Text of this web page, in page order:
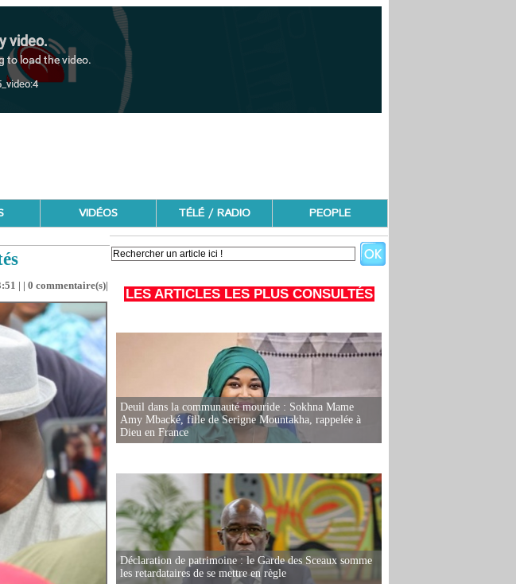
VIDÉOS TÉLÉ / RADIO PEOPLE
| | 0 commentaire(s)|
LES ARTICLES LES PLUS CONSULTÉS
Deuil dans la communauté mouride : Sokhna Mame
Amy Mbacké, fille de Serigne Mountakha, rappelée à
Dieu en France
Déclaration de patrimoine : le Garde des Sceaux somme
les retardataires de se mettre en règle